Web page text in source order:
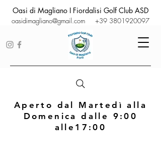
oasidimagliano@gmail.com +39 3801920097
Oasi di Magliano I Fiordalisi Golf Club ASD
Aperto dal Martedì alla
Domenica dalle 9:00
alle17:00